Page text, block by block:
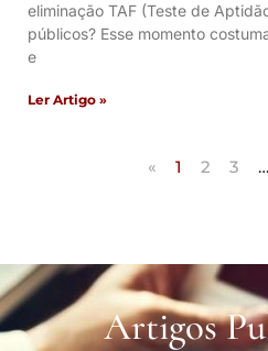
eliminação TAF (Teste de
públicos? Esse momento
e
Ler Artigo »
« 1 2 3 …
Artigos